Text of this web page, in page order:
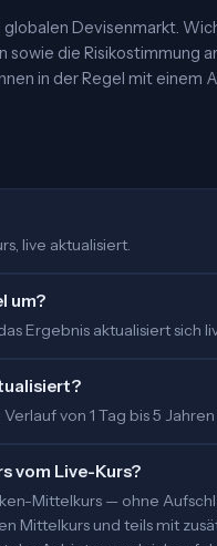
Devisenmarkt.
die Risikostimmung
in der Regel mit einem
live aktualisiert.
um?
Ergebnis aktualisiert sich
von 1 Tag bis 5
vom Live-Kurs?
Mittelkurs — ohne
Mittelkurs und teils mit